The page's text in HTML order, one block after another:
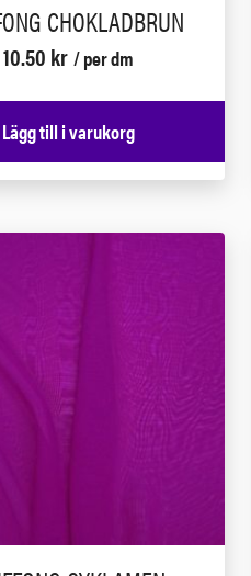
CHOKLADBRUN
10.50 kr / per dm
Lägg till i varukorg